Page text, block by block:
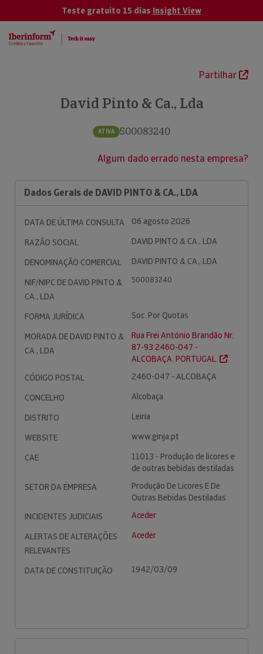
Teste gratuito 15 dias Insight View
Partilhar
David Pinto & Ca., Lda
ATIVA 500083240
Algum dado errado nesta empresa?
Dados Gerais de DAVID PINTO & CA., LDA
DATA DE ÚLTIMA CONSULTA
06 agosto 2026
RAZÃO SOCIAL
DAVID PINTO & CA., LDA
DENOMINAÇÃO COMERCIAL
DAVID PINTO & CA., LDA
NIF/NIPC DE DAVID PINTO &
CA., LDA
500083240
FORMA JURÍDICA
Soc. Por Quotas
MORADA DE DAVID PINTO &
CA., LDA
Rua Frei António Brandão Nr.
87-93 2460-047 -
ALCOBAÇA. PORTUGAL.
CÓDIGO POSTAL
2460-047 - ALCOBAÇA
CONCELHO
Alcobaça
DISTRITO
Leiria
WEBSITE
www.ginja.pt
CAE
11013 - Produção de licores e
de outras bebidas destiladas
SETOR DA EMPRESA
Produção De Licores E De
Outras Bebidas Destiladas
INCIDENTES JUDICIAIS
Aceder
ALERTAS DE ALTERAÇÕES
RELEVANTES
Aceder
DATA DE CONSTITUIÇÃO 1942/03/09